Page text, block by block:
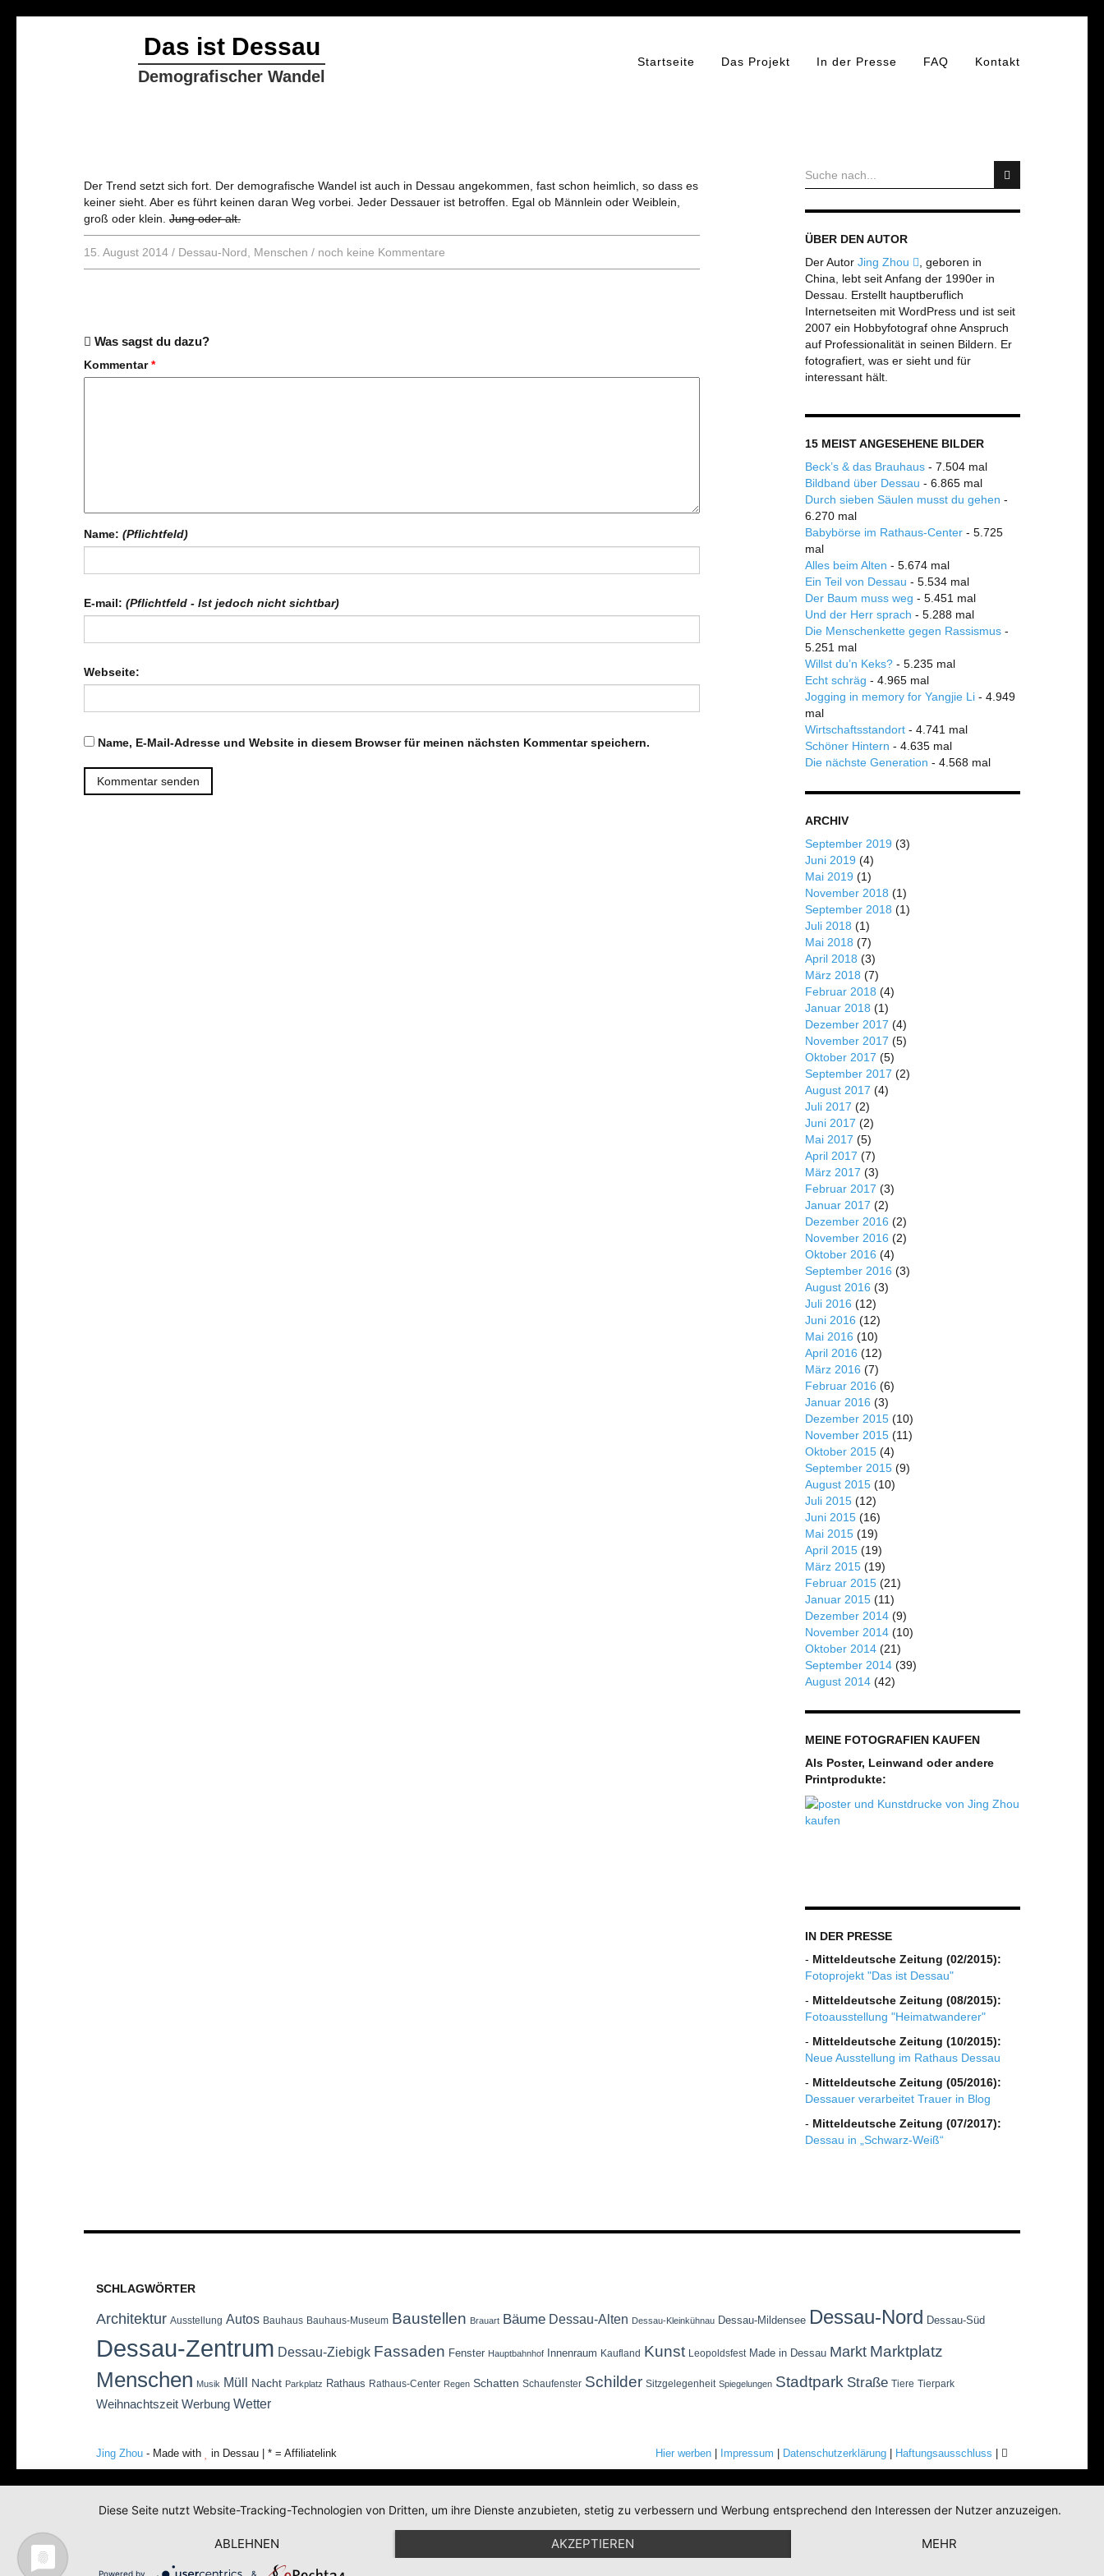
Das ist Dessau
Demografischer Wandel
Startseite Das Projekt In der Presse FAQ Kontakt
Der Trend setzt sich fort. Der demografische Wandel ist auch in Dessau angekommen, fast schon heimlich, so dass es
keiner sieht. Aber es führt keinen daran Weg vorbei. Jeder Dessauer ist betroffen. Egal ob Männlein oder Weiblein,
groß oder klein. Jung oder alt.
15. August 2014 / Dessau-Nord Menschen / noch keine Kommentare
Was sagst du dazu?
Kommentar*
Name: (Pflichtfeld)
E-mail: (Pflichtfeld - Ist jedoch nicht sichtbar)
Webseite:
Name, E-Mail-Adresse und Website in diesem Browser für meinen nächsten Kommentar speichern.
ÜBER DEN AUTOR
Der Autor Jing Zhou
, geboren in
China, lebt seit Anfang der 1990er in
Dessau. Erstellt hauptberuflich
Internetseiten mit WordPress und ist seit
2007 ein Hobbyfotograf ohne Anspruch
auf Professionalität in seinen Bildern. Er
fotografiert, was er sieht und für
interessant hält.
15 MEIST ANGESEHENE BILDER
Beck’s & das Brauhaus- 7.504 mal
Bildband über Dessau - 6.865 mal
Durch sieben Säulen musst du gehen -
6.270 mal
Babybörse im Rathaus-Center- 5.725
mal
Alles beim Alten - 5.674 mal
Ein Teil von Dessau - 5.534 mal
Der Baum muss weg - 5.451 mal
Und der Herr sprach - 5.288 mal
Die Menschenkette gegen Rassismus-
5.251 mal
Willst du’n Keks?- 5.235 mal
Echt schräg - 4.965 mal
Jogging in memory for Yangjie Li- 4.949
mal
Wirtschaftsstandort- 4.741 mal
Schöner Hintern - 4.635 mal
Die nächste Generation - 4.568 mal
ARCHIV
September 2019 (3)
Juni 2019 (4)
Mai 2019 (1)
November 2018 (1)
September 2018 (1)
Juli 2018 (1)
Mai 2018 (7)
April 2018 (3)
März 2018 (7)
Februar 2018 (4)
Januar 2018 (1)
Dezember 2017 (4)
November 2017 (5)
Oktober 2017 (5)
September 2017 (2)
August 2017 (4)
Juli 2017 (2)
Juni 2017 (2)
Mai 2017 (5)
April 2017 (7)
März 2017 (3)
Februar 2017 (3)
Januar 2017 (2)
Dezember 2016 (2)
November 2016 (2)
Oktober 2016 (4)
September 2016 (3)
August 2016 (3)
Juli 2016 (12)
Juni 2016 (12)
Mai 2016 (10)
April 2016 (12)
März 2016 (7)
Februar 2016 (6)
Januar 2016 (3)
Dezember 2015(10)
November 2015(11)
Oktober 2015(4)
September 2015(9)
August 2015(10)
Juli 2015(12)
Juni 2015(16)
Mai 2015(19)
April 2015(19)
März 2015(19)
Februar 2015(21)
Januar 2015(11)
Dezember 2014(9)
November 2014(10)
Oktober 2014(21)
September 2014(39)
August 2014(42)
MEINE FOTOGRAFIEN KAUFEN
Als Poster, Leinwand oder andere
Printprodukte:
IN DER PRESSE
- Mitteldeutsche Zeitung (02/2015):
Fotoprojekt "Das ist Dessau"
- Mitteldeutsche Zeitung (08/2015):
Fotoausstellung "Heimatwanderer"
- Mitteldeutsche Zeitung (10/2015):
Neue Ausstellung im Rathaus Dessau
- Mitteldeutsche Zeitung (05/2016):
Dessauer verarbeitet Trauer in Blog
- Mitteldeutsche Zeitung (07/2017):
Dessau in „Schwarz-Weiß“
SCHLAGWÖRTER
Architektur Ausstellung Autos Bauhaus Bauhaus-Museum Baustellen Brauart Bäume Dessau-Alten Dessau-Kleinkühnau Dessau-Mildensee Dessau-Nord Dessau-Süd
Dessau-Zentrum Dessau-Ziebigk Fassaden Fenster Hauptbahnhof Innenraum Kaufland Kunst Leopoldsfest Made in Dessau Markt Marktplatz
Menschen Musik Müll Nacht Parkplatz Rathaus Rathaus-Center Regen Schatten Schaufenster Schilder Sitzgelegenheit Spiegelungen Stadtpark Straße Tiere Tierpark
Weihnachtszeit Werbung Wetter
Jing Zhou - Made with in Dessau | * = Affiliatelink Hier werben Impressum Datenschutzerklärung Haftungsausschluss
Diese Seite nutzt Website-Tracking-Technologien von Dritten, um ihre Dienste anzubieten, stetig zu verbessern und Werbung entsprechend den Interessen der Nutzer anzuzeigen.
ABLEHNEN AKZEPTIEREN MEHR
Powered by &